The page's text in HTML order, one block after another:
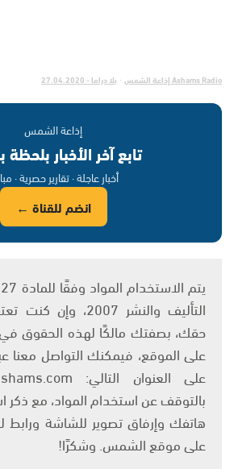
Ashams Radio إذاعة الشمس · بلا دراما - 27.04.2020
إذاعة الشمس
تابع آخر الأخبار
أخبار عاجلة · تقارير حصرية ·
انضم للقناة ←
التأليف والنشر
حقك، بصفتك مالكًا لهذه الحقوق في
على الموقع، فيمكنك التواصل معنا
بالتوقف عن استخدام المواد، مع
هاتفك وإرفاق تصوير للشاشة
على موقع الشمس. وشكرًا!